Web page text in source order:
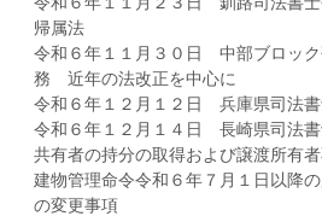
帰属法
令和６年１１月３０日 中部ブロッ
務 近年の法改正を中心に
令和６年１２月１２日 兵庫県司法書
令和６年１２月１４日 長崎県司法
共有者の持分の取得および譲渡所有
建物管理命令令和６年７月１日以降
の変更事項